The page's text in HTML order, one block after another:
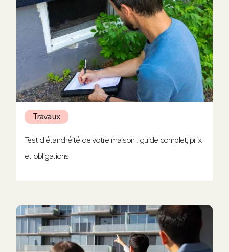
Travaux
Test d'étanchéité de votre maison : guide complet, prix
et obligations